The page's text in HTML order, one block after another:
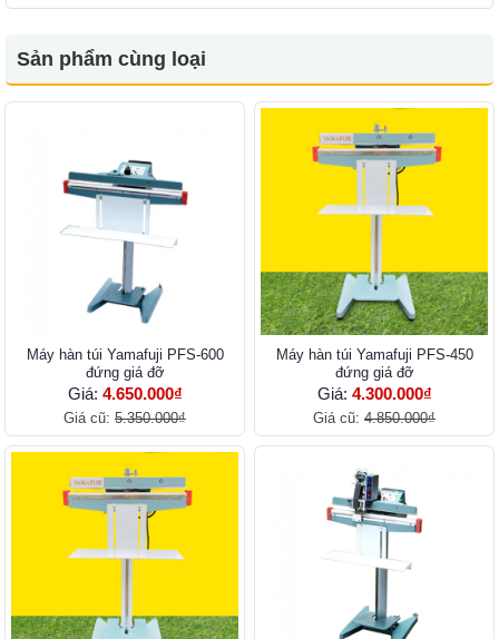
Sản phẩm cùng loại
Máy hàn túi Yamafuji PFS-600
đứng giá đỡ
Giá: 4.650.000₫
Giá cũ: 5.350.000₫
Máy hàn túi Yamafuji PFS-450
đứng giá đỡ
Giá: 4.300.000₫
Giá cũ: 4.850.000₫